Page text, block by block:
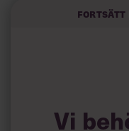
Forskarna tror sig
försök att förändra
Vi